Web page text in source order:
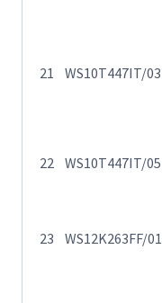
21 WS10T447IT/03
22 WS10T447IT/05
23 WS12K263FF/01